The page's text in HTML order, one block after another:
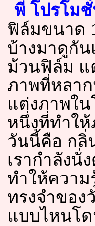
พี่ โปรโม
ฟิล์มขนาด
บ้างมาดูกัน
ม้วนฟิล์ม แ
ภาพที่หลา
แต่งภาพใ
หนึ่งที่ทำใ
วันนี้คือ กลิ่
เรากำลังนั่
ทำให้ควา
ทรงจำของ
แบบไหนโด